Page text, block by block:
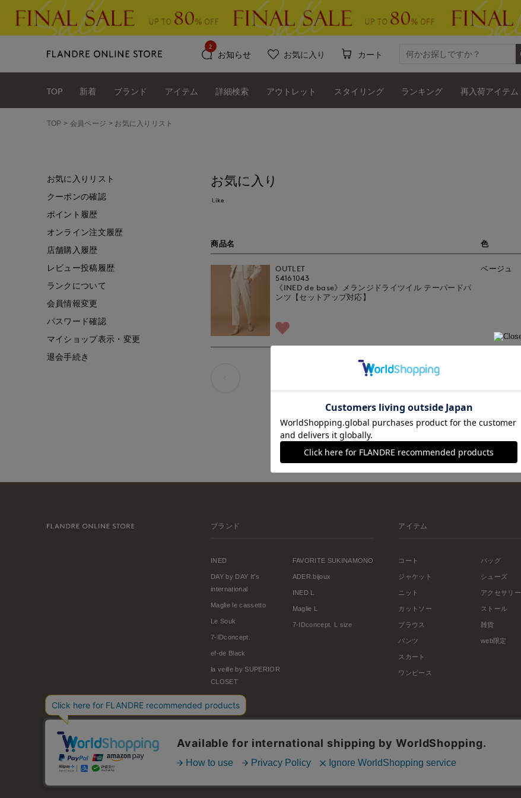
お知らせ
2
お気に入り カート
TOP 新着 ブランド アイテム 詳細検索 アウトレット スタイリング ランキング 再入荷アイテム
TOP 会員ページ お気に入りリスト
お気に入り
Like
商品名 色
OUTLET
54161043
《INED de base》メランジドライツイル テーパードパ
ンツ【セットアップ対応】
ベージュ
お気に入りリスト
クーポンの確認
ポイント履歴
オンライン注文履歴
店舗購入履歴
レビュー投稿履歴
ランクについて
会員情報変更
パスワード確認
マイショップ表示・変更
退会手続き
ブランド
INED
DAY by DAY It's
international
Maglie le cassetto
Le Souk
7-IDconcept.
ef-de Black
la veille by SUPERIOR
CLOSET
FAVORITE SUKINAMONO
ADER.bijoux
INED L
Maglie L
7-IDconcept. L size
アイテム
コート
ジャケット
ニット
カットソー
ブラウス
パンツ
スカート
ワンピース
バッグ
シューズ
アクセサリー
ストール
雑貨
web限定
© FLANDRE CO., LTD.